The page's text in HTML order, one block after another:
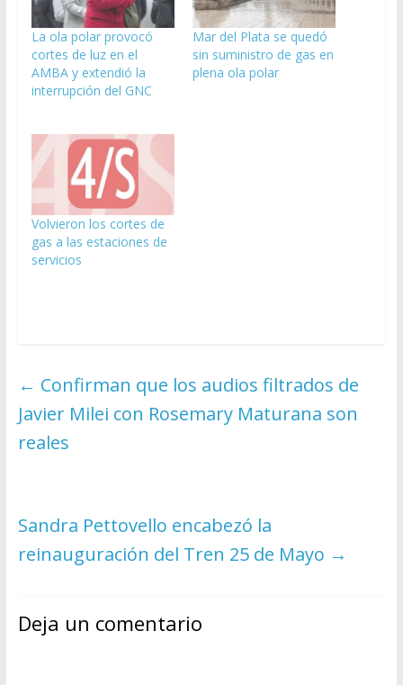
La ola polar provocó
cortes de luz en el
AMBA y extendió la
interrupción del GNC
Mar del Plata se quedó
sin suministro de gas en
plena ola polar
Volvieron los cortes de
gas a las estaciones de
servicios
← Confirman que los audios filtrados de
Javier Milei con Rosemary Maturana son
reales
Sandra Pettovello encabezó la
reinauguración del Tren 25 de Mayo →
Deja un comentario